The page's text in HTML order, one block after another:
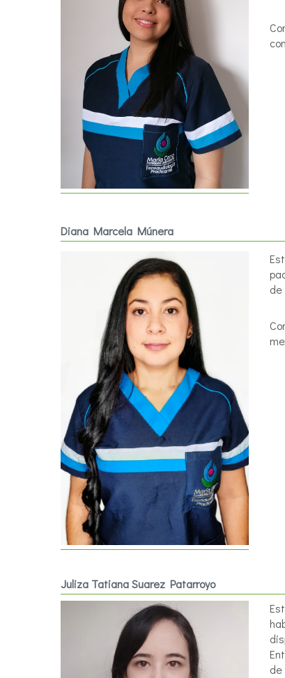
Diana Marcela Múnera
de
Juliza Tatiana Suarez Patarroyo
de